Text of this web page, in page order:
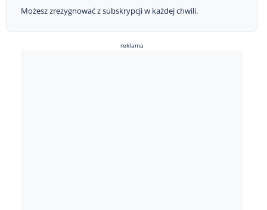
Możesz zrezygnować z subskrypcji w każdej chwili.
reklama